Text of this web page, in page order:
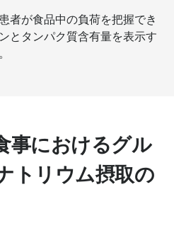
者が食品中の負荷を把握でき
とタンパク質含有量を表示す
事におけるグル
トリウム摂取の